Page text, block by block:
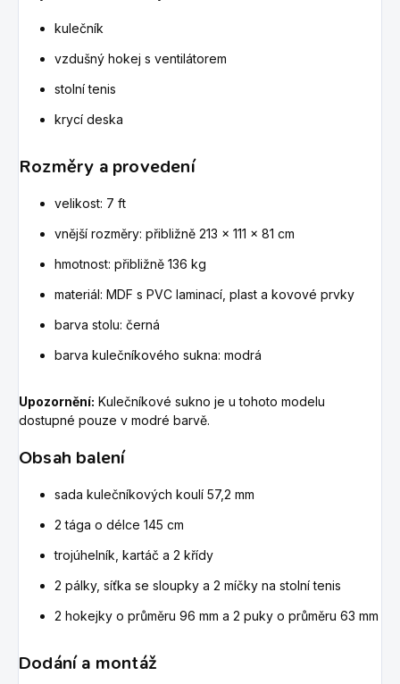
kulečník
vzdušný hokej s ventilátorem
stolní tenis
krycí deska
Rozměry a provedení
velikost: 7 ft
vnější rozměry: přibližně 213 × 111 × 81 cm
hmotnost: přibližně 136 kg
materiál: MDF s PVC laminací, plast a kovové prvky
barva stolu: černá
barva kulečníkového sukna: modrá
Upozornění: Kulečníkové sukno je u tohoto modelu
dostupné pouze v modré barvě.
Obsah balení
sada kulečníkových koulí 57,2 mm
2 tága o délce 145 cm
trojúhelník, kartáč a 2 křídy
2 pálky, síťka se sloupky a 2 míčky na stolní tenis
2 hokejky o průměru 96 mm a 2 puky o průměru 63 mm
Dodání a montáž